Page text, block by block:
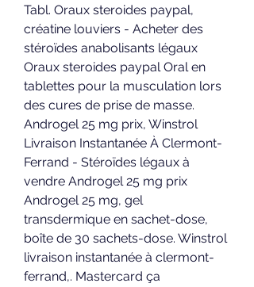
Tabl. Oraux steroides paypal,
créatine louviers - Acheter des
stéroïdes anabolisants légaux
Oraux steroides paypal Oral en
tablettes pour la musculation lors
des cures de prise de masse.
Androgel 25 mg prix, Winstrol
Livraison Instantanée À Clermont-
Ferrand - Stéroïdes légaux à
vendre Androgel 25 mg prix
Androgel 25 mg, gel
transdermique en sachet-dose,
boîte de 30 sachets-dose. Winstrol
livraison instantanée à clermont-
ferrand,. Mastercard ça